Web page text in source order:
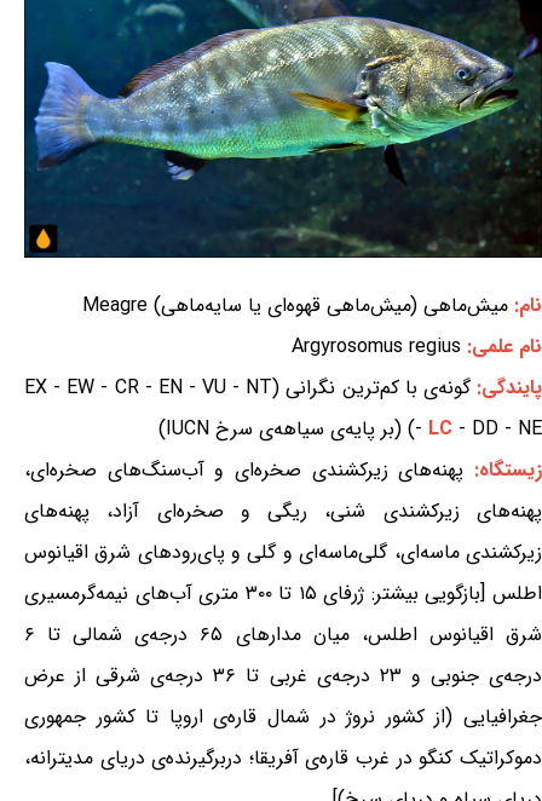
نام: میش‌ماهی (میش‌ماهی قهوه‌ای یا سایه‌ماهی) Meagre
نام علمی: Argyrosomus regius
پایندگی:
گونه‌ی با کم‌ترین نگرانی (EX - EW - CR - EN - VU - NT
- LC - DD - NE) (بر پایه‌ی سیاهه‌ی سرخ IUCN)
زیستگاه: پهنه‌های زیرکشندی صخره‌ای و آب‌سنگ‌های صخره‌ای،
پهنه‌های زیرکشندی شنی، ریگی و صخره‌ای آزاد، پهنه‌های
زیرکشندی ماسه‌ای، گلی‌ماسه‌ای و گلی و پای‌رودهای شرق اقیانوس
اطلس [بازگویی بیشتر: ژرفای ۱۵ تا ۳۰۰ متری آب‌های نیمه‌گرمسیری
شرق اقیانوس اطلس، میان مدارهای ۶۵ درجه‌ی شمالی تا ۶
درجه‌ی جنوبی و ۲۳ درجه‌ی غربی تا ۳۶ درجه‌ی شرقی از عرض
جغرافیایی (از کشور نروژ در شمال قاره‌ی اروپا تا کشور جمهوری
دموکراتیک کنگو در غرب قاره‌ی آفریقا؛ دربرگیرنده‌ی دریای مدیترانه،